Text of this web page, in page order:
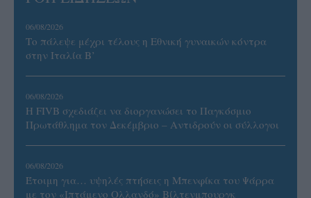
06/08/2026
Το πάλεψε μέχρι τέλους η Εθνική γυναικών κόντρα
στην Ιταλία Β’
06/08/2026
Η FIVB σχεδιάζει να διοργανώσει το Παγκόσμιο
Πρωτάθλημα τον Δεκέμβριο – Αντιδρούν οι σύλλογοι
06/08/2026
Έτοιμη για… υψηλές πτήσεις η Μπενφίκα του Ψάρρα
με τον «Ιπτάμενο Ολλανδό» Βίλτενμπουργκ